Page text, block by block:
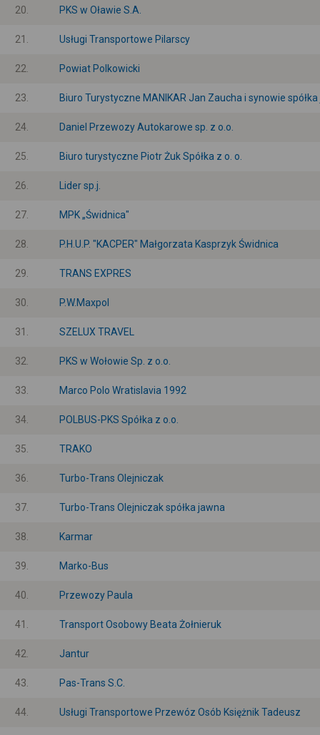
20. PKS w Oławie S.A.
21. Usługi Transportowe Pilarscy
22. Powiat Polkowicki
23. Biuro Turystyczne MANIKAR Jan Zaucha i synowie
24. Daniel Przewozy Autokarowe sp. z o.o.
25. Biuro turystyczne Piotr Żuk Spółka z o. o.
26. Lider sp.j.
27. MPK „Świdnica"
28. P.H.U.P. "KACPER" Małgorzata Kasprzyk Świdnica
29. TRANS EXPRES
30. P.W.Maxpol
31. SZELUX TRAVEL
32. PKS w Wołowie Sp. z o.o.
33. Marco Polo Wratislavia 1992
34. POLBUS-PKS Spółka z o.o.
35. TRAKO
36. Turbo-Trans Olejniczak
37. Turbo-Trans Olejniczak spółka jawna
38. Karmar
39. Marko-Bus
40. Przewozy Paula
41. Transport Osobowy Beata Żołnieruk
42. Jantur
43. Pas-Trans S.C.
44. Usługi Transportowe Przewóz Osób Księżnik Tadeusz